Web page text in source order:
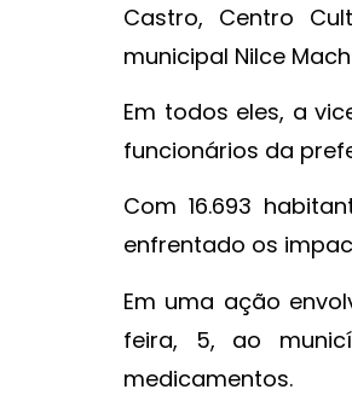
Castro, Centro
municipal Nilce
Em todos eles, a
funcionários da
Com 16.693
enfrentado os
Em uma ação
feira, 5, ao
medicamentos.